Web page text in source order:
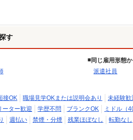
す
同じ雇用形態
派遣社員
接OK 職場見学OKまたは説明会あり 未経験歓
ーター歓迎 学歴不問 ブランクOK ミドル（
週払い 禁煙・分煙 残業ほぼなし 転勤なし